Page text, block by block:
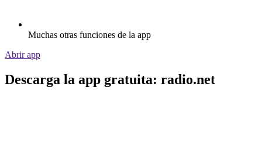
Muchas otras funciones de la app
Abrir app
Descarga la app gratuita: radio.net